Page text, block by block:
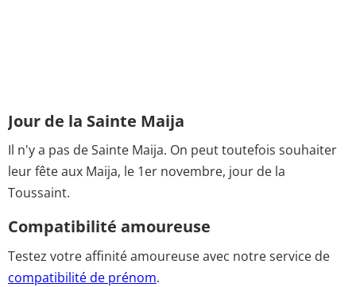
Jour de la Sainte Maija
Il n'y a pas de Sainte Maija. On peut toutefois souhaiter
leur fête aux Maija, le 1er novembre, jour de la
Toussaint.
Compatibilité amoureuse
Testez votre affinité amoureuse avec notre service de
compatibilité de prénom.